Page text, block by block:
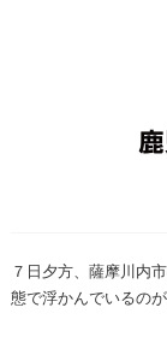
７日夕方、薩摩川内
態で浮かんでいるの